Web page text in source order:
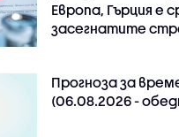
Европа, Гърция е
засегнатите
Прогноза за
(06.08.2026 -